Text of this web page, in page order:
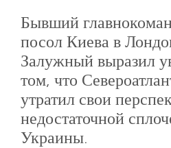
Бывший
посол Киева в
Залужный выразил
том, что
утратил свои
недостаточной
Украины.